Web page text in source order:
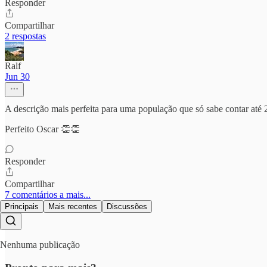
Responder
Compartilhar
2 respostas
Ralf
Jun 30
A descrição mais perfeita para uma população que só sabe contar até
Perfeito Oscar 👏👏
Responder
Compartilhar
7 comentários a mais...
Principais Mais recentes Discussões
Nenhuma publicação